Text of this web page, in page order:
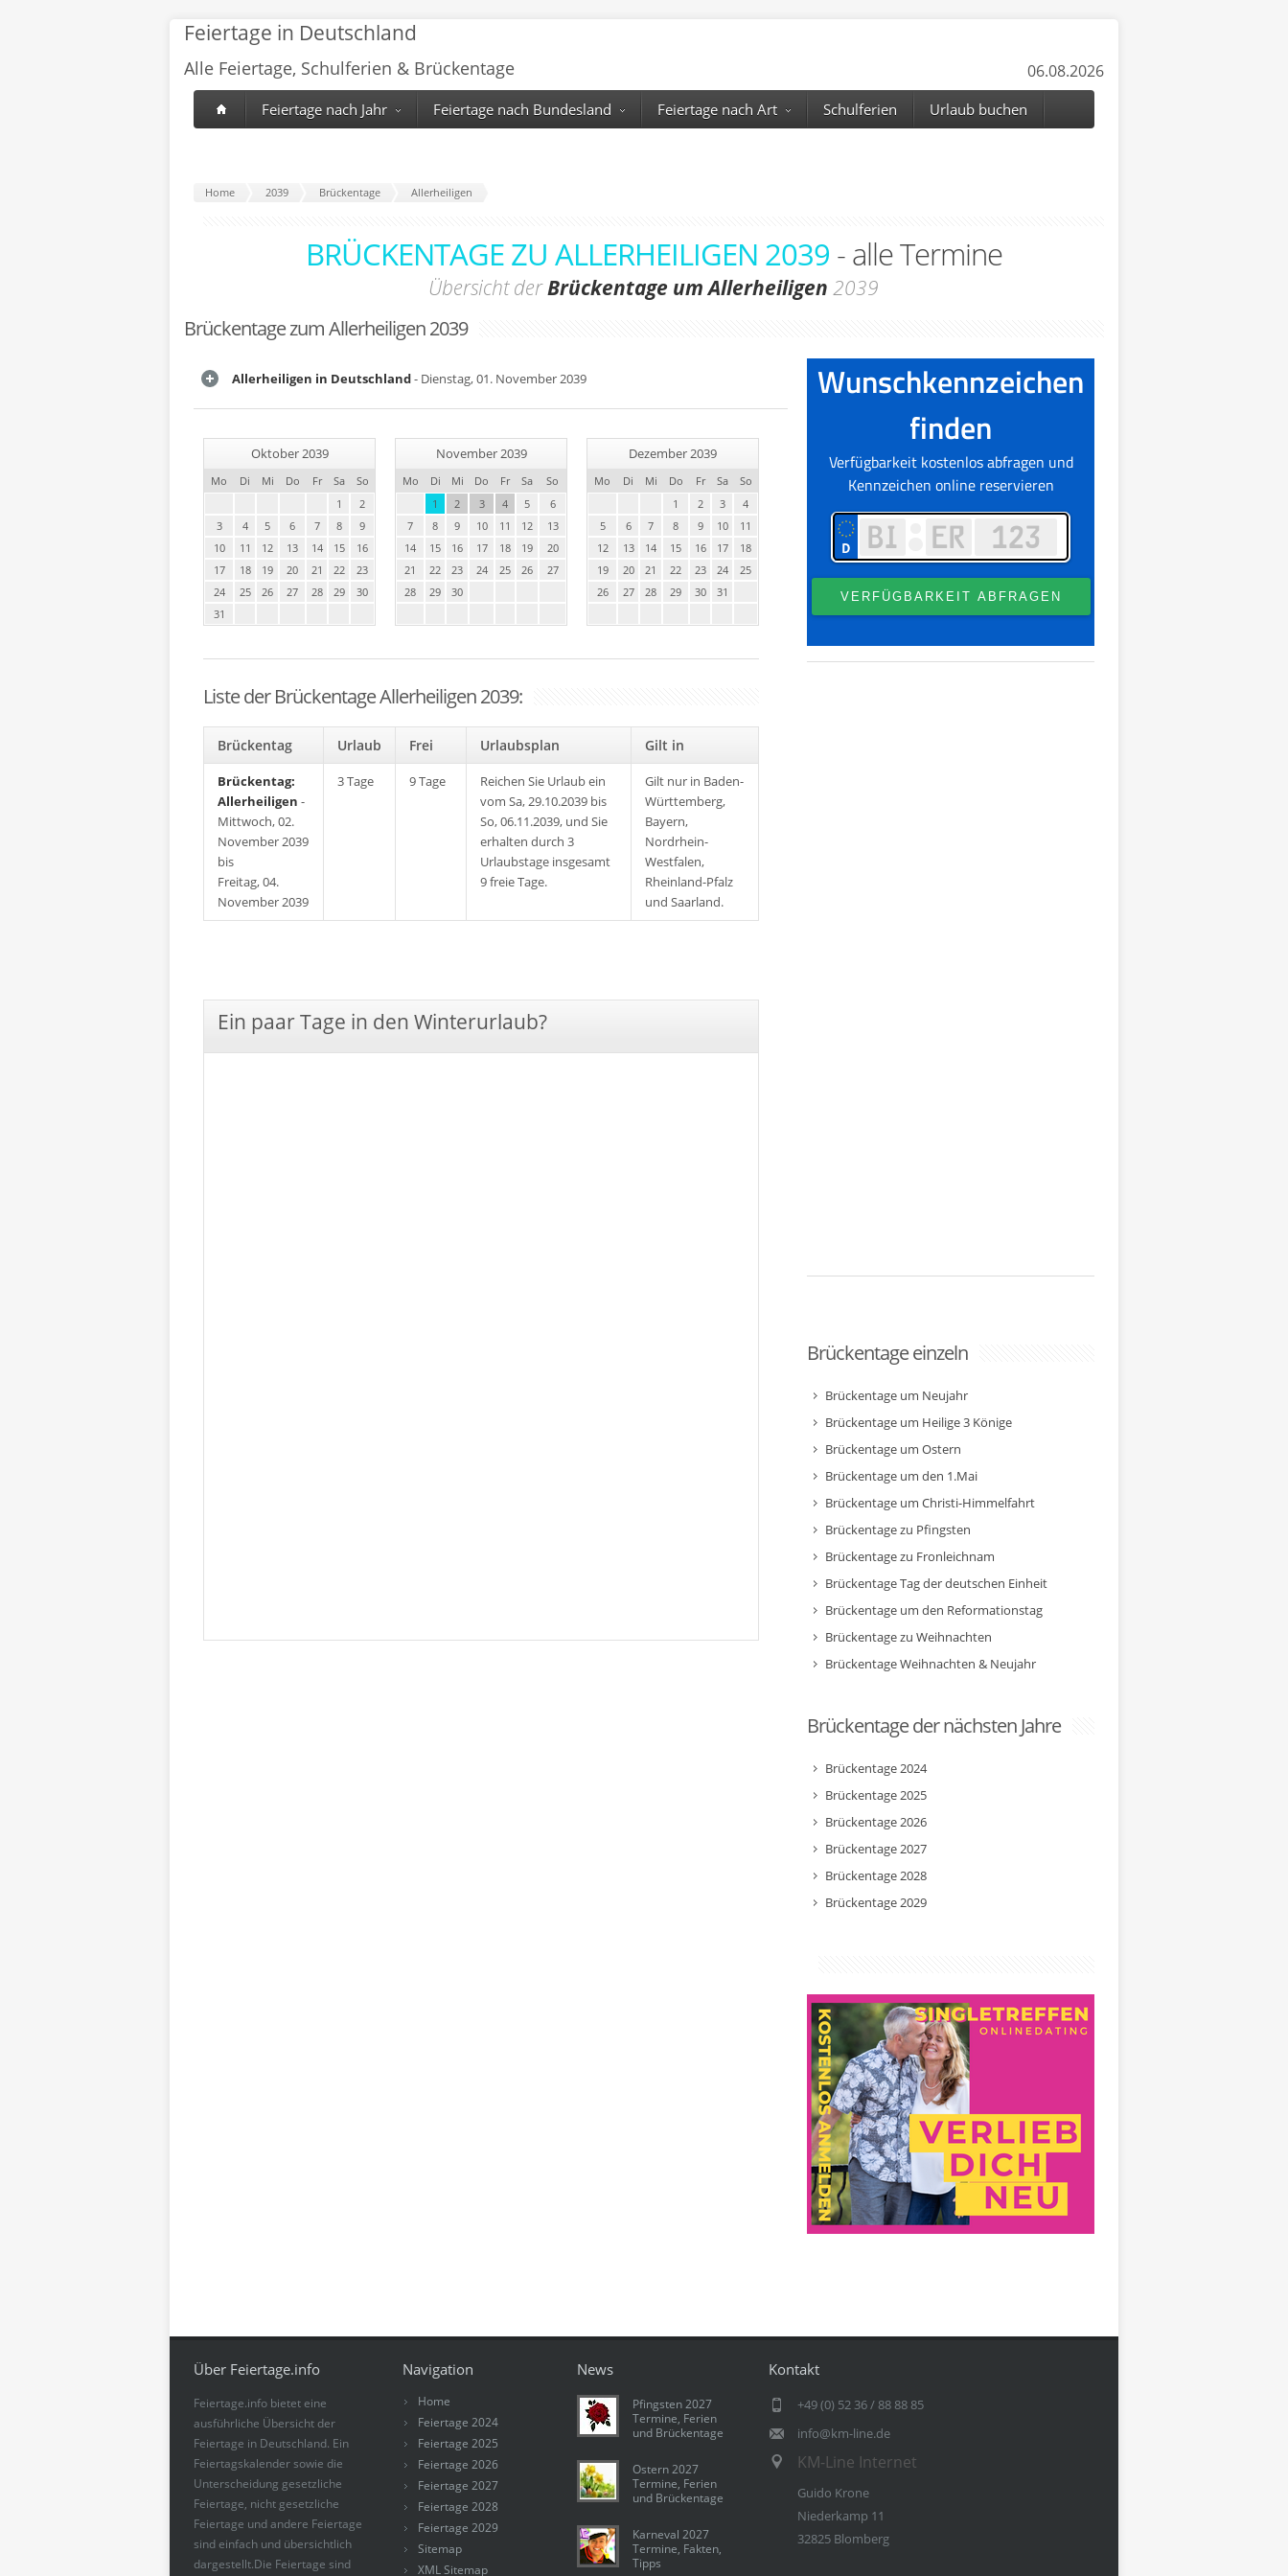
Feiertage in Deutschland
Alle Feiertage, Schulferien & Brückentage 06.08.2026
Feiertage nach Jahr Feiertage nach Bundesland Feiertage nach Art Schulferien Urlaub buchen
Home 2039 Brückentage Allerheiligen
BRÜCKENTAGE ZU ALLERHEILIGEN 2039 - alle Termine
Übersicht derBrückentage um Allerheiligen 2039
Brückentage zum Allerheiligen 2039
Allerheiligen in Deutschland- Dienstag, 01. November 2039
Oktober 2039
Mo Di Mi Do Fr Sa
So
1
2
3
4 5 6 7 8
9
10
11 12 13 14 15
16
17
18 19 20 21 22
23
24
25 26 27 28 29
30
31
November 2039
Mo Di Mi Do Fr Sa
So
1
2 3 4 5
6
7
8 9 10 11 12
13
14
15 16 17 18 19
20
21
22 23 24 25 26
27
28
29 30
Dezember 2039
Mo Di Mi Do Fr Sa
So
1
2 3
4
5
6 7 8 9 10
11
12
13 14 15 16 17
18
19
20 21 22 23 24
25
26
27 28 29 30 31
Liste der Brückentage Allerheiligen 2039:
Brückentag Urlaub Frei Urlaubsplan Gilt in
Brückentag:
Allerheiligen -
Mittwoch, 02.
November 2039
bis
Freitag, 04.
November 2039
3 Tage 9 Tage
Reichen Sie Urlaub ein
vom Sa, 29.10.2039 bis
So, 06.11.2039, und Sie
erhalten durch 3
Urlaubstage insgesamt
9 freie Tage.
Gilt nur in Baden-
Württemberg,
Bayern,
Nordrhein-
Westfalen,
Rheinland-Pfalz
und Saarland.
Ein paar Tage in den Winterurlaub?
Brückentage einzeln
Brückentage um Neujahr
Brückentage um Heilige 3 Könige
Brückentage um Ostern
Brückentage um den 1.Mai
Brückentage um Christi-Himmelfahrt
Brückentage zu Pfingsten
Brückentage zu Fronleichnam
Brückentage Tag der deutschen Einheit
Brückentage um den Reformationstag
Brückentage zu Weihnachten
Brückentage Weihnachten & Neujahr
Brückentage der nächsten Jahre
Brückentage 2024
Brückentage 2025
Brückentage 2026
Brückentage 2027
Brückentage 2028
Brückentage 2029
Über Feiertage.info
Feiertage.info bietet eine
ausführliche Übersicht der
Feiertage in Deutschland. Ein
Feiertagskalender sowie die
Unterscheidung gesetzliche
Feiertage, nicht gesetzliche
Feiertage und andere Feiertage
sind einfach und übersichtlich
dargestellt.Die Feiertage sind
Navigation
Home
Feiertage 2024
Feiertage 2025
Feiertage 2026
Feiertage 2027
Feiertage 2028
Feiertage 2029
Sitemap
XML Sitemap
News
Pfingsten 2027
Termine, Ferien
und Brückentage
Ostern 2027
Termine, Ferien
und Brückentage
Karneval 2027
Termine, Fakten,
Tipps
Kontakt
+49 (0) 52 36 / 88 88 85
info@km-line.de
KM-Line Internet
Guido Krone
Niederkamp 11
32825 Blomberg